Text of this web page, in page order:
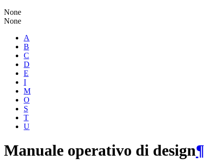
None
None
A
B
C
D
E
I
M
O
S
T
U
Manuale operativo di design¶